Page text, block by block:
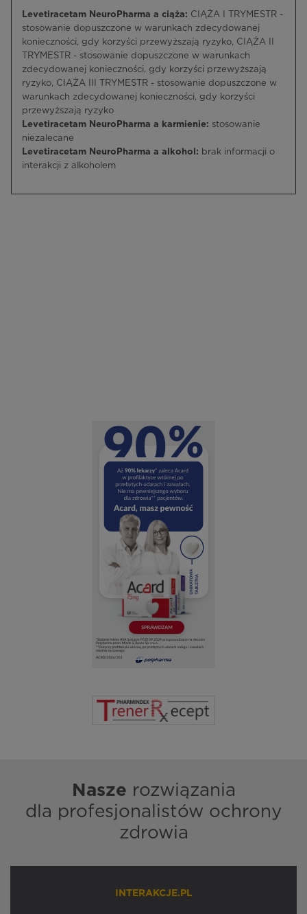
Levetiracetam NeuroPharma a ciąża: CIĄŻA I TRYMESTR -
stosowanie dopuszczone w warunkach zdecydowanej
konieczności, gdy korzyści przewyższają ryzyko, CIĄŻA II
TRYMESTR - stosowanie dopuszczone w warunkach
zdecydowanej konieczności, gdy korzyści przewyższają
ryzyko, CIĄŻA III TRYMESTR - stosowanie dopuszczone w
warunkach zdecydowanej konieczności, gdy korzyści
przewyższają ryzyko
Levetiracetam NeuroPharma a karmienie: stosowanie
niezalecane
Levetiracetam NeuroPharma a alkohol: brak informacji o
interakcji z alkoholem
Nasze rozwiązania
dla profesjonalistów ochrony
zdrowia
INTERAKCJE.PL